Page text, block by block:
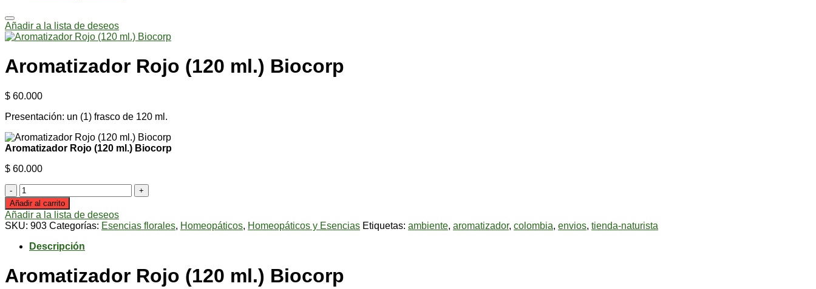
Añadir a la lista de deseos
Aromatizador Rojo (120 ml.) Biocorp
$ 60.000
Presentación: un (1) frasco de 120 ml.
Aromatizador Rojo (120 ml.) Biocorp
$ 60.000
Aromatizador
Rojo
(120
ml.)
Biocorp
cantidad
Añadir al carrito
Añadir a la lista de deseos
SKU: 903 Categorías: Esencias florales, Homeopáticos, Homeopáticos y Esencias Etiquetas: ambiente, aromatizador, colombia, envios, tienda-naturista
Descripción
Aromatizador Rojo (120 ml.) Biocorp